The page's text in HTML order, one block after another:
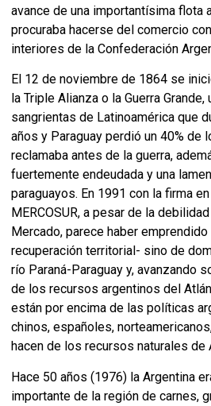
avance de una importantísima flota
procuraba hacerse del comercio
interiores de la Confederación
El 12 de noviembre de 1864 se
la Triple Alianza o la Guerra
sangrientas de Latinoamérica que
años y Paraguay perdió un 40% de
reclamaba antes de la guerra,
fuertemente endeudada y una
paraguayos. En 1991 con la firma
MERCOSUR, a pesar de la
Mercado, parece haber
recuperación territorial- sino de
río Paraná-Paraguay y, avanzando
de los recursos argentinos del
están por encima de las políticas
chinos, españoles,
hacen de los recursos naturales de
Hace 50 años (1976) la Argentina
importante de la región de carnes,